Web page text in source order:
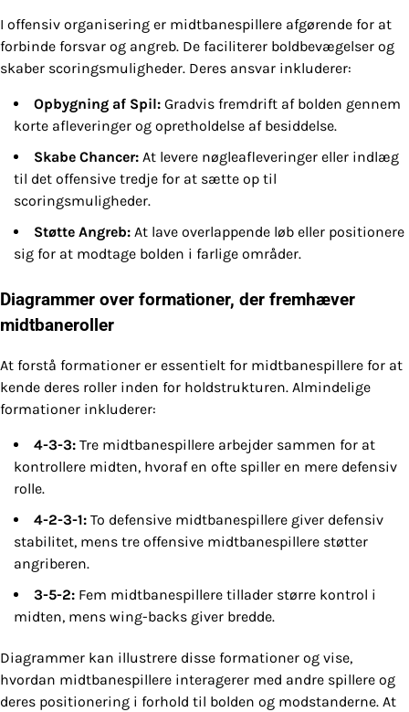
I offensiv organisering er midtbanespillere afgørende for at
forbinde forsvar og angreb. De faciliterer boldbevægelser og
skaber scoringsmuligheder. Deres ansvar inkluderer:
Opbygning af Spil: Gradvis fremdrift af bolden gennem
korte afleveringer og opretholdelse af besiddelse.
Skabe Chancer: At levere nøgleafleveringer eller indlæg
til det offensive tredje for at sætte op til
scoringsmuligheder.
Støtte Angreb: At lave overlappende løb eller positionere
sig for at modtage bolden i farlige områder.
Diagrammer over formationer, der fremhæver
midtbaneroller
At forstå formationer er essentielt for midtbanespillere for at
kende deres roller inden for holdstrukturen. Almindelige
formationer inkluderer:
4-3-3: Tre midtbanespillere arbejder sammen for at
kontrollere midten, hvoraf en ofte spiller en mere defensiv
rolle.
4-2-3-1: To defensive midtbanespillere giver defensiv
stabilitet, mens tre offensive midtbanespillere støtter
angriberen.
3-5-2: Fem midtbanespillere tillader større kontrol i
midten, mens wing-backs giver bredde.
Diagrammer kan illustrere disse formationer og vise,
hvordan midtbanespillere interagerer med andre spillere og
deres positionering i forhold til bolden og modstanderne. At